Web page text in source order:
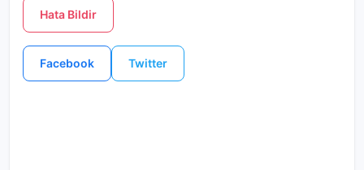
Hata Bildir
Facebook Twitter